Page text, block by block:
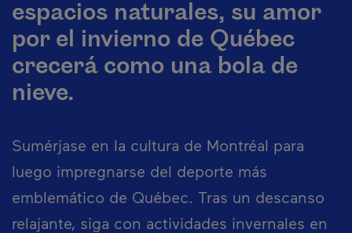
espacios naturales, su amor
por el invierno de Québec
crecerá como una bola de
nieve.
Sumérjase en la cultura de Montréal para
luego impregnarse del deporte más
emblemático de Québec. Tras un descanso
relajante, siga con actividades invernales en